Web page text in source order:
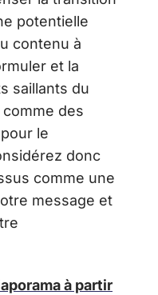
potentielle
contenu à
et la
saillants du
comme des
le
donc
comme une
message et
à partir